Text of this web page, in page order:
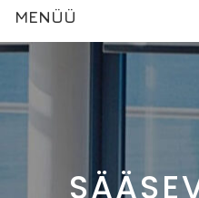
MENÜÜ